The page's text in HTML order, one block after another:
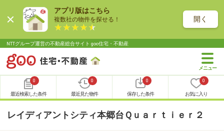
アプリ版はこちら
複数社の物件を探せる！ 開く
NTTグループ運営の不動産総合サイト goo住宅・不動産
0
最近検索した条件
0
最近見た物件
0
保存した条件
0
お気に入り
レイディアントシティ本郷台Ｑｕａｒｔｉｅｒ２